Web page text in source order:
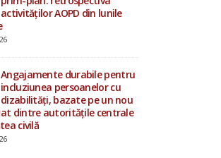
Investiții în starea de bine a
specialiștilor din sistemul de
protecție socială
15 mai 2026